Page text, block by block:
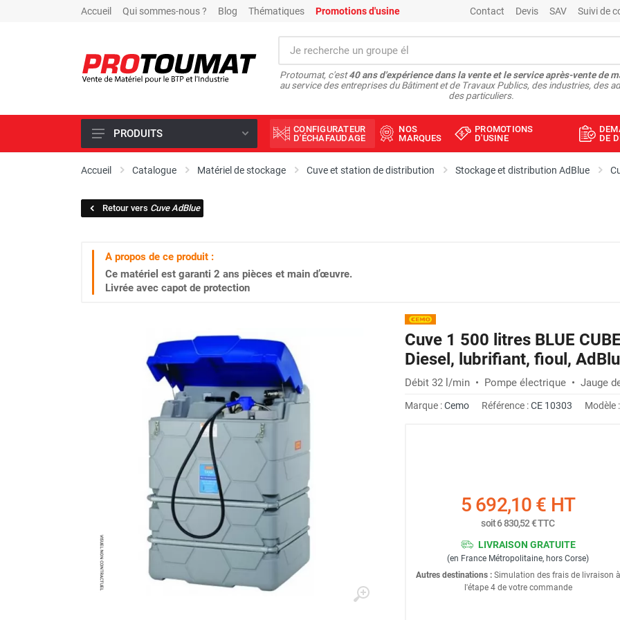
Accueil Qui sommes-nous ? Blog Thématiques Promotions d'usine Contact Devis SAV Suivi de
Protoumat, c'est40 ans d'expérience dans la vente et le service après-vente de
au service des entreprises du Bâtiment et de Travaux Publics, des industries, des
des particuliers.
PROMOTIONS D'USINE
SCIAGE ET FORAGE
TRAVAIL DU BÉTON
MALAXEUR
COMPRESSEUR DE CHANTIER
TRAVAIL EN HAUTEUR
ÉQUIPEMENT DE CHANTIER
MACHINE DE PROJECTION ET
MATÉRIEL DE SABLAGE
POMPE ET PISTOLET À
PEINTURE
DÉCOLLEUSE À PAPIER PEINT
ET MOQUETTE
ESPACE VERT
TRANSPALETTE, GERBEUR ET
PRODUITS
CONFIGURATEUR
D'ÉCHAFAUDAGE
NOS
MARQUES
PROMOTIONS
D'USINE
DE
Accueil Catalogue Matériel de stockage Cuve et station de distribution Stockage et distribution AdBlue
Retour vers Cuve AdBlue
A propos de ce produit :
Ce matériel est garanti 2 ans pièces et main d’œuvre.
Livrée avec capot de protection
Cuve 1 500 litres BLUE
Diesel, lubrifiant, fioul,
Débit 32 l/min • Pompe électrique • Jauge
Marque :Cemo Référence :CE 10303 Modèle
5 692,10 € HT
soit6 830,52 €TTC
LIVRAISON GRATUITE
(en France Métropolitaine, hors Corse)
Autres destinations :Simulation des frais de livraison à
l'étape 4 de votre commande